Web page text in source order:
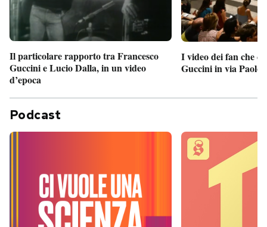
Il particolare rapporto tra Francesco
Guccini e Lucio Dalla, in un video
d’epoca
I video dei fan che
Guccini in via Paolo
Podcast